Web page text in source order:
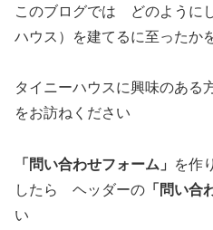
このブログでは どのように
ハウス）を建てるに至った
タイニーハウスに興味のあ
をお訪ねください
「問い合わせフォーム」
を作
したら ヘッダーの 「問い合
い